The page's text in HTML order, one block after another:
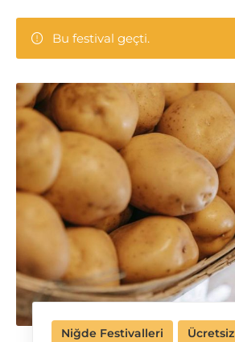
Bu festival geçti.
Niğde Festivalleri Ücretsiz